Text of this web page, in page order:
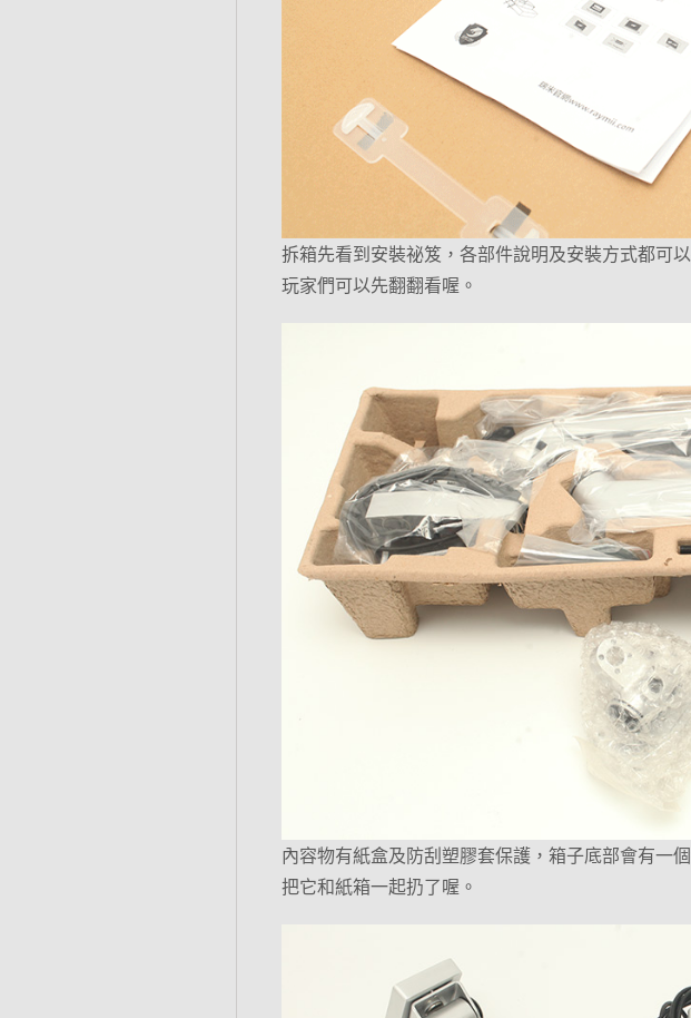
拆箱先看到安裝祕笈，各部件說明及安裝方式都可
玩家們可以先翻翻看喔。
內容物有紙盒及防刮塑膠套保護，箱子底部會有一
把它和紙箱一起扔了喔。